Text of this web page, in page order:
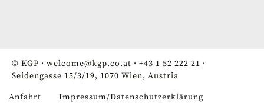
© KGP · welcome@kgp.co.at · +43 1 52 222 21 ·
Seidengasse 15/3/19, 1070 Wien, Austria
Anfahrt Impressum/Datenschutzerklärung